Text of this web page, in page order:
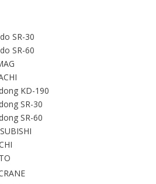
SR-30
SR-60
KD-190
SR-30
SR-60